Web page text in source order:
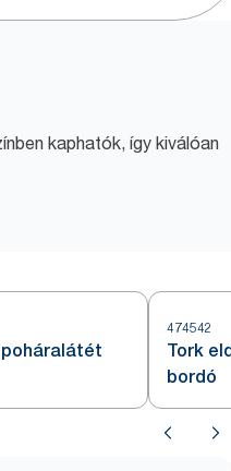
kaphatók, így kiválóan
474542
Tork
bordó